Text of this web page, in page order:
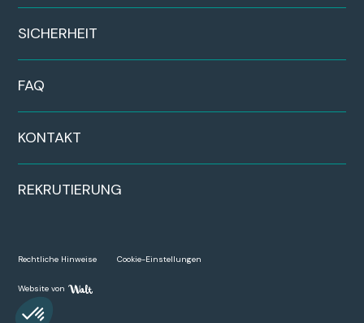
SICHERHEIT
FAQ
KONTAKT
REKRUTIERUNG
Rechtliche Hinweise Cookie-Einstellungen
Website von